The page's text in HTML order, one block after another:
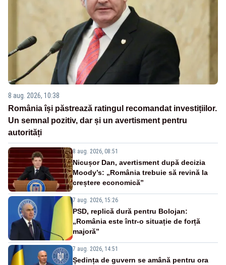
8 aug. 2026, 10:38
România își păstrează ratingul recomandat investițiilor.
Un semnal pozitiv, dar și un avertisment pentru
autorități
8 aug. 2026, 08:51
Nicușor Dan, avertisment după decizia
Moody’s: „România trebuie să revină la
creștere economică”
7 aug. 2026, 15:26
PSD, replică dură pentru Bolojan:
„România este într-o situație de forță
majoră”
7 aug. 2026, 14:51
Ședința de guvern se amână pentru ora